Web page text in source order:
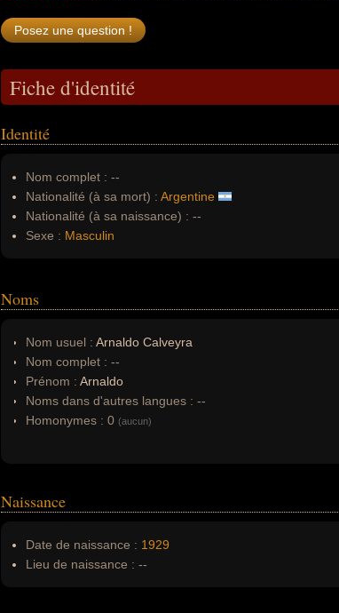
Fiche d'identité
Identité
Nom complet : --
Nationalité (à sa mort) : Argentine
Nationalité (à sa naissance) : --
Sexe : Masculin
Noms
Nom usuel : Arnaldo Calveyra
Nom complet : --
Prénom : Arnaldo
Noms dans d'autres langues : --
Homonymes : 0 (aucun)
Naissance
Date de naissance : 1929
Lieu de naissance : --